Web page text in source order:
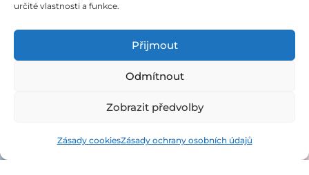
určité vlastnosti a funkce.
Přijmout
Odmítnout
Zobrazit předvolby
Zásady cookiesZásady ochrany osobních údajů
602 00 Brno
jsou určeny výhradně ke studijním
a informativním účelům a neslouží v žádném případě coby
konkrétní investiční doporučení.
Více informací naleznete